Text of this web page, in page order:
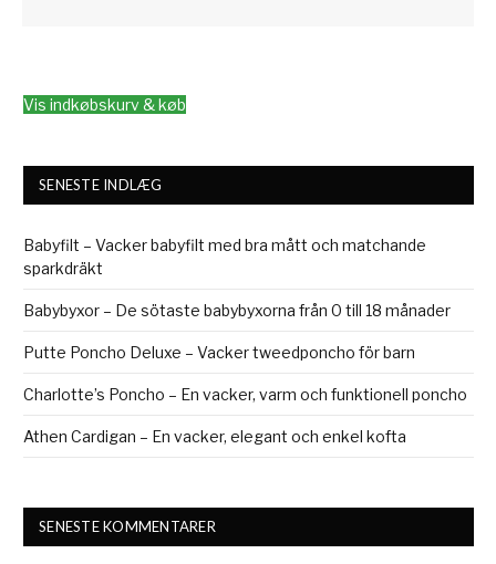
Vis indkøbskurv & køb
SENESTE INDLÆG
Babyfilt – Vacker babyfilt med bra mått och matchande
sparkdräkt
Babybyxor – De sötaste babybyxorna från 0 till 18 månader
Putte Poncho Deluxe – Vacker tweedponcho för barn
Charlotte’s Poncho – En vacker, varm och funktionell poncho
Athen Cardigan – En vacker, elegant och enkel kofta
SENESTE KOMMENTARER